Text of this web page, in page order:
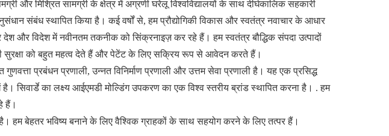
और मिश्रित सामग्री के क्षेत्र में अग्रणी घरेलू विश्वविद्यालयों के साथ दीर्घकालिक सहकारी
संबंध स्थापित किया है। कई वर्षों से, हम प्रौद्योगिकी विकास और स्वतंत्र नवाचार के आधार
देश और विदेश में नवीनतम तकनीक को सिंक्रनाइज़ कर रहे हैं। हम स्वतंत्र बौद्धिक संपदा उत्पादों
सुरक्षा को बहुत महत्व देते हैं और पेटेंट के लिए सक्रिय रूप से आवेदन करते हैं।
प्रबंधन प्रणाली, उन्नत विनिर्माण प्रणाली और उत्तम सेवा प्रणाली है। यह एक प्रसिद्ध
सिवार्डे का लक्ष्य आईएमडी मोल्डिंग उपकरण का एक विश्व स्तरीय ब्रांड स्थापित करना है। . हम
हैं।
हम बेहतर भविष्य बनाने के लिए वैश्विक ग्राहकों के साथ सहयोग करने के लिए तत्पर हैं।